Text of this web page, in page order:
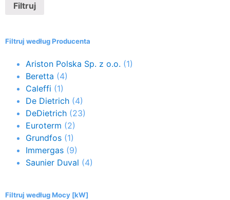
Filtruj
Filtruj według Producenta
Ariston Polska Sp. z o.o. (1)
Beretta (4)
Caleffi (1)
De Dietrich (4)
DeDietrich (23)
Euroterm (2)
Grundfos (1)
Immergas (9)
Saunier Duval (4)
Filtruj według Mocy [kW]